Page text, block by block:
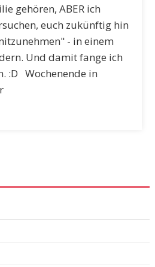
gehören, ABER ich
euch zukünftig hin
- in einem
Und damit fange ich
:D Wochenende in